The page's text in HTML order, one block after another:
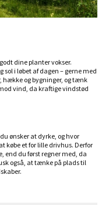
dine planter vokser.
sol i løbet af dagen – gerne med
hække og bygninger, og tænk
vind, da kraftige vindstød
ønsker at dyrke, og hvor
købe et for lille drivhus. Derfor
end du først regner med, da
også, at tænke på plads til